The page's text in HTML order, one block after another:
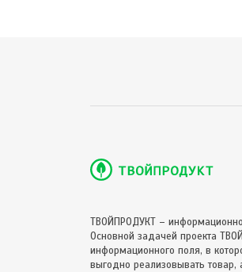
ТВОЙПРОДУКТ –
Основной задачей проекта
информационного поля, в
выгодно реализовывать